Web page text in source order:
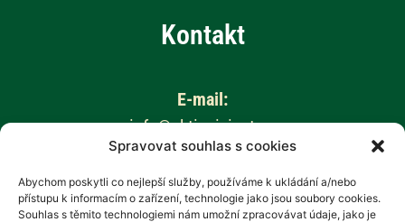
Spravovat souhlas s cookies
Abychom poskytli co nejlepší služby, používáme k ukládání a/nebo
přístupu k informacím o zařízení, technologie jako jsou soubory cookies.
Souhlas s těmito technologiemi nám umožní zpracovávat údaje, jako je
Kontakt
E-mail:
info@aktivnizivot.cz
Odborní garanti:
Prof. MUDr. Eva Kubala Havrdová, CSc.